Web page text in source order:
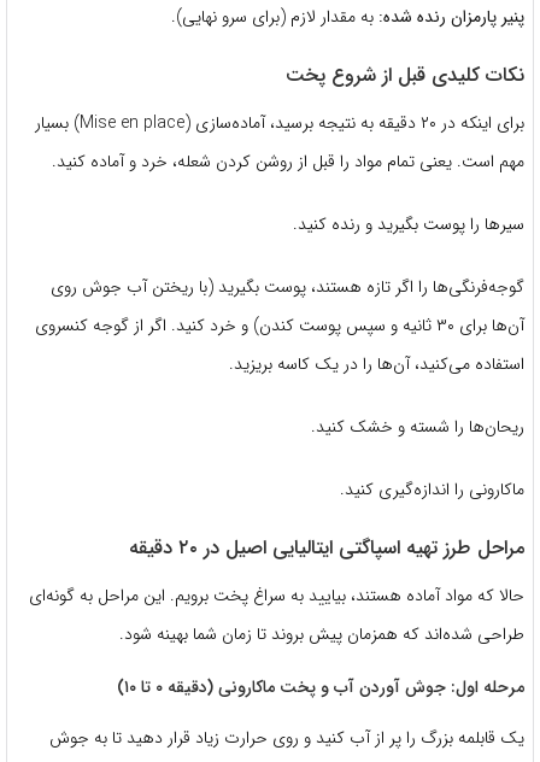
پنیر پارمزان رنده شده: به مقدار لازم (برای سرو نهایی).
نکات کلیدی قبل از شروع پخت
برای اینکه در ۲۰ دقیقه به نتیجه برسید، آماده‌سازی (Mise en place) بسیار
مهم است. یعنی تمام مواد را قبل از روشن کردن شعله، خرد و آماده کنید.
سیرها را پوست بگیرید و رنده کنید.
گوجه‌فرنگی‌ها را اگر تازه هستند، پوست بگیرید (با ریختن آب جوش روی
آن‌ها برای ۳۰ ثانیه و سپس پوست کندن) و خرد کنید. اگر از گوجه کنسروی
استفاده می‌کنید، آن‌ها را در یک کاسه بریزید.
ریحان‌ها را شسته و خشک کنید.
ماکارونی را اندازه‌گیری کنید.
مراحل طرز تهیه اسپاگتی ایتالیایی اصیل در ۲۰ دقیقه
حالا که مواد آماده هستند، بیایید به سراغ پخت برویم. این مراحل به گونه‌ای
طراحی شده‌اند که همزمان پیش بروند تا زمان شما بهینه شود.
مرحله اول: جوش آوردن آب و پخت ماکارونی (دقیقه ۰ تا ۱۰)
یک قابلمه بزرگ را پر از آب کنید و روی حرارت زیاد قرار دهید تا به جوش